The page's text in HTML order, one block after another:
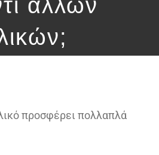
προσφέρει πολλαπλά